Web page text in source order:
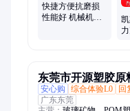
快捷方便抗磨损
性能好 机械机床
东莞市开源塑胶原
安心购
综合体验L0 回
广东东莞